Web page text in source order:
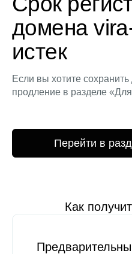
домена
истек
Если вы хотите
продление в разделе
Перейти в
Как